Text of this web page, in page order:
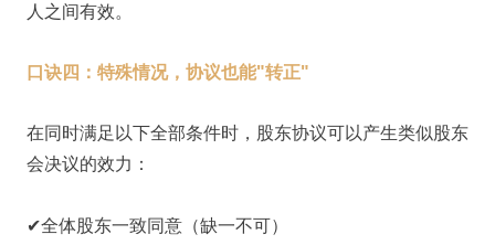
人之间有效。
口诀四：特殊情况，协议也能"转正"
在同时满足以下全部条件时，股东协议可以产生类似股东
会决议的效力：
✔全体股东一致同意（缺一不可）